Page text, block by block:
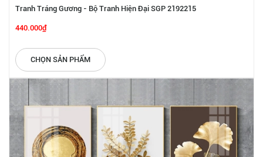
Tranh Tráng Gương - Bộ Tranh Hiện Đại SGP 2192215
440.000₫
CHỌN SẢN PHẨM